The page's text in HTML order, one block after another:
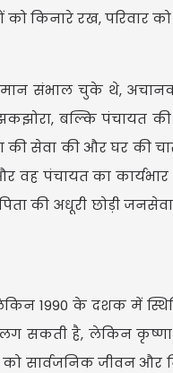
किनारे रख, परिवार
संभाल चुके थे,
बल्कि पंचायत
की सेवा की और घर की
वह पंचायत का
की अधूरी छोड़ी
1990 के दशक में
लग सकती है, लेकिन
सार्वजनिक जीवन और